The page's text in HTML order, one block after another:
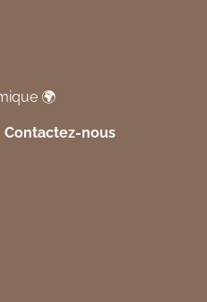
🌍
Contactez-nous